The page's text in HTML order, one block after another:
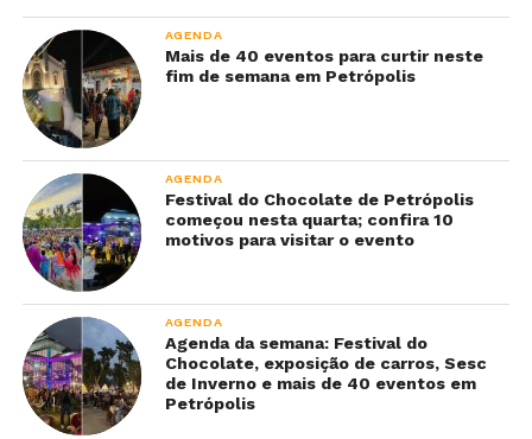
AGENDA
Mais de 40 eventos para curtir neste
fim de semana em Petrópolis
AGENDA
Festival do Chocolate de Petrópolis
começou nesta quarta; confira 10
motivos para visitar o evento
AGENDA
Agenda da semana: Festival do
Chocolate, exposição de carros, Sesc
de Inverno e mais de 40 eventos em
Petrópolis